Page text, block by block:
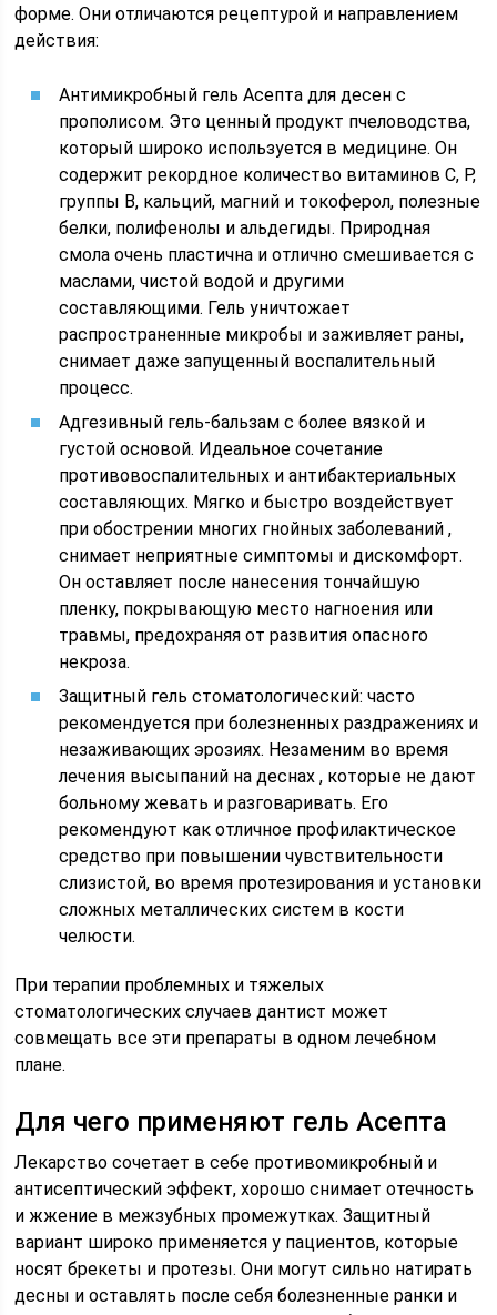
форме. Они отличаются рецептурой и направлением
действия:
Антимикробный гель Асепта для десен с
прополисом. Это ценный продукт пчеловодства,
который широко используется в медицине. Он
содержит рекордное количество витаминов С, Р,
группы В, кальций, магний и токоферол, полезные
белки, полифенолы и альдегиды. Природная
смола очень пластична и отлично смешивается с
маслами, чистой водой и другими
составляющими. Гель уничтожает
распространенные микробы и заживляет раны,
снимает даже запущенный воспалительный
процесс.
Адгезивный гель-бальзам с более вязкой и
густой основой. Идеальное сочетание
противовоспалительных и антибактериальных
составляющих. Мягко и быстро воздействует
при обострении многих гнойных заболеваний ,
снимает неприятные симптомы и дискомфорт.
Он оставляет после нанесения тончайшую
пленку, покрывающую место нагноения или
травмы, предохраняя от развития опасного
некроза.
Защитный гель стоматологический: часто
рекомендуется при болезненных раздражениях и
незаживающих эрозиях. Незаменим во время
лечения высыпаний на деснах , которые не дают
больному жевать и разговаривать. Его
рекомендуют как отличное профилактическое
средство при повышении чувствительности
слизистой, во время протезирования и установки
сложных металлических систем в кости
челюсти.
При терапии проблемных и тяжелых
стоматологических случаев дантист может
совмещать все эти препараты в одном лечебном
плане.
Для чего применяют гель Асепта
Лекарство сочетает в себе противомикробный и
антисептический эффект, хорошо снимает отечность
и жжение в межзубных промежутках. Защитный
вариант широко применяется у пациентов, которые
носят брекеты и протезы. Они могут сильно натирать
десны и оставлять после себя болезненные ранки и